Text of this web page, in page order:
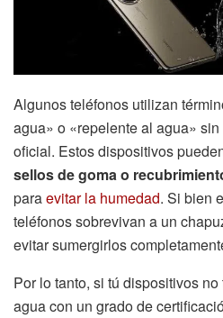
Algunos teléfonos utilizan
agua» o «repelente al agua»
oficial. Estos dispositivos
sellos de goma o
paraevitar la humedad. Si bien
teléfonos sobrevivan a un
evitar sumergirlos
Por lo tanto, si tú dispositivos
agua con un grado de